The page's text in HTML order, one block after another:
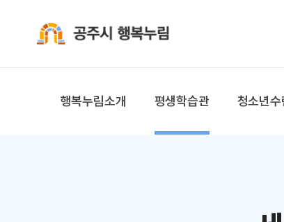
행복누림소개 평생학습관 청소년수